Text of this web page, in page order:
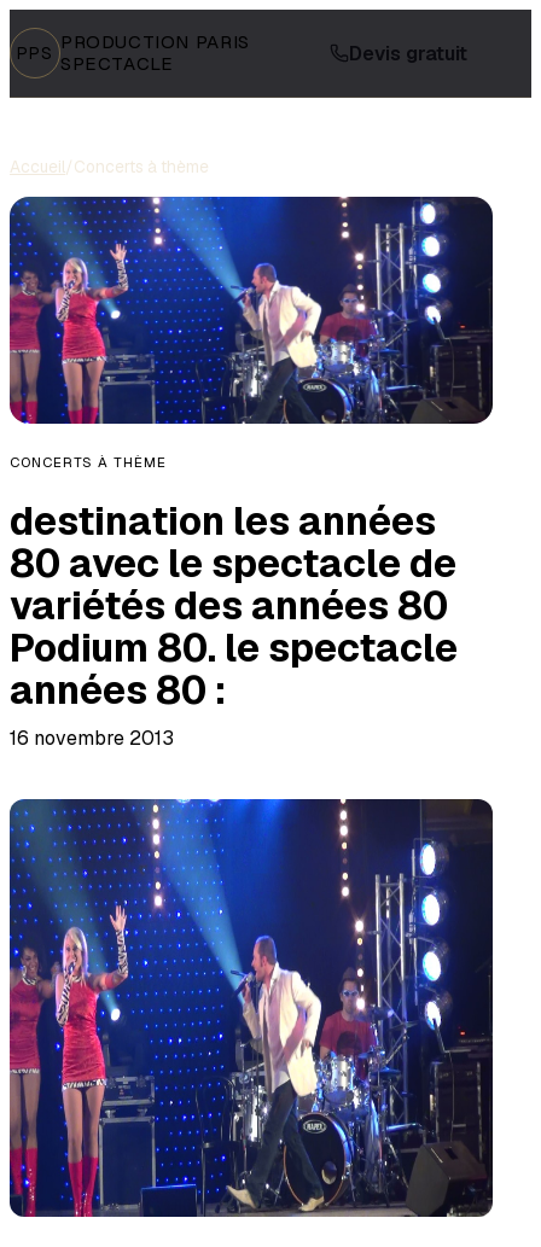
PPS PRODUCTION PARIS
SPECTACLE
Devis gratuit
Accueil/Concerts à thème
CONCERTS À THÈME
destination les années
80 avec le spectacle de
variétés des années 80
Podium 80. le spectacle
années 80 :
16 novembre 2013